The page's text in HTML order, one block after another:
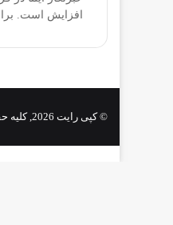
افزایش است.
© کپی رایت 2026, کلیه حقوق محفوظ است |